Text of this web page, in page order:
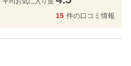
15 件の口コミ情報